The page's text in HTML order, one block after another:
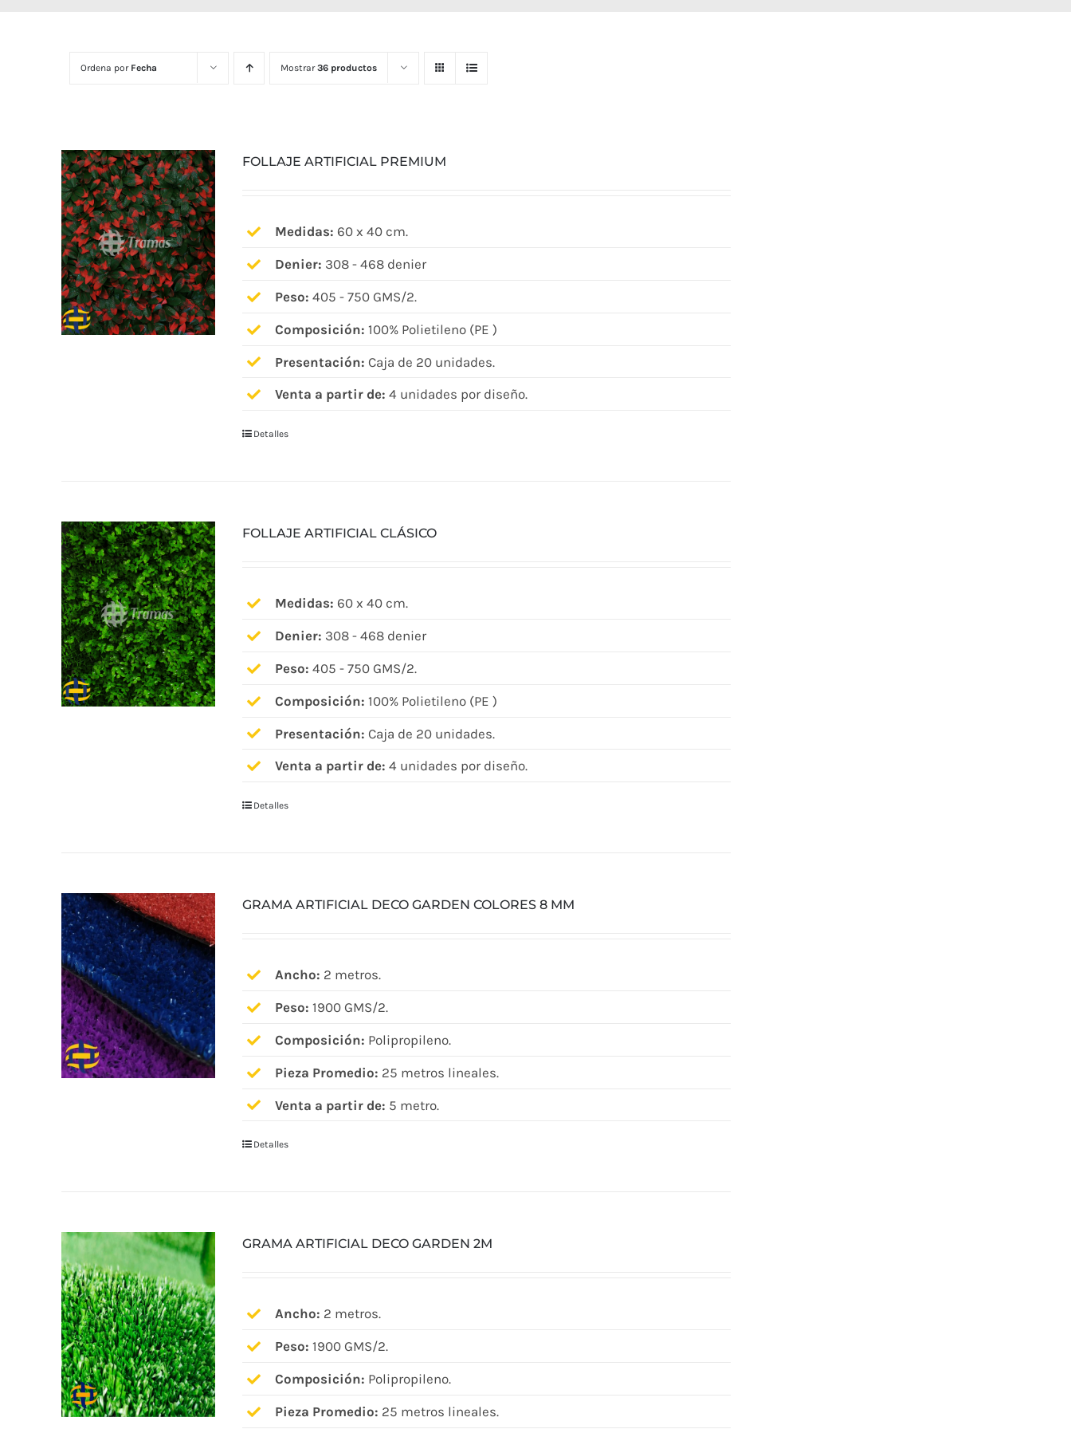
Ordena por Fecha Mostrar36 productos
FOLLAJE ARTIFICIAL PREMIUM
Medidas: 60 x 40 cm.
Denier: 308 - 468 denier
Peso: 405 - 750 GMS/2.
Composición: 100% Polietileno (PE )
Presentación: Caja de 20 unidades.
Venta a partir de: 4 unidades por diseño.
Detalles
FOLLAJE ARTIFICIAL CLÁSICO
Medidas: 60 x 40 cm.
Denier: 308 - 468 denier
Peso: 405 - 750 GMS/2.
Composición: 100% Polietileno (PE )
Presentación: Caja de 20 unidades.
Venta a partir de: 4 unidades por diseño.
Detalles
GRAMA ARTIFICIAL DECO GARDEN COLORES 8 MM
Ancho: 2 metros.
Peso: 1900 GMS/2.
Composición: Polipropileno.
Pieza Promedio: 25 metros lineales.
Venta a partir de: 5 metro.
Detalles
GRAMA ARTIFICIAL DECO GARDEN 2M
Ancho: 2 metros.
Peso: 1900 GMS/2.
Composición: Polipropileno.
Pieza Promedio: 25 metros lineales.